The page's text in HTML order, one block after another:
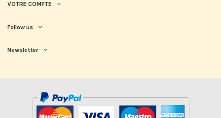
VOTRE COMPTE
Follow us
Newsletter